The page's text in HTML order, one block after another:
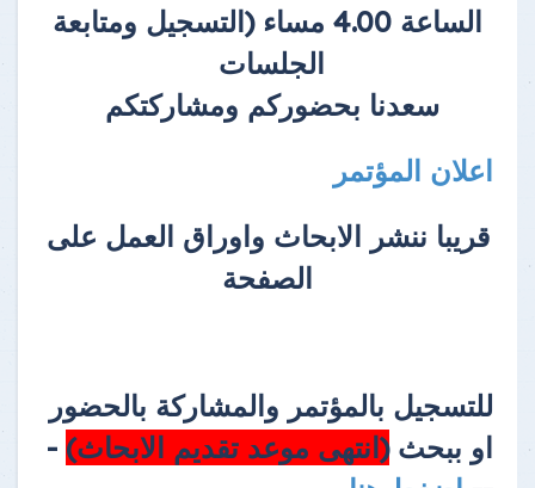
الساعة 4.00 مساء (التسجيل ومتابعة
الجلسات
سعدنا بحضوركم ومشاركتكم
اعلان المؤتمر
قريبا ننشر الابحاث واوراق العمل على
الصفحة
للتسجيل بالمؤتمر والمشاركة بالحضور
او ببحث(انتهى موعد تقديم الابحاث) -